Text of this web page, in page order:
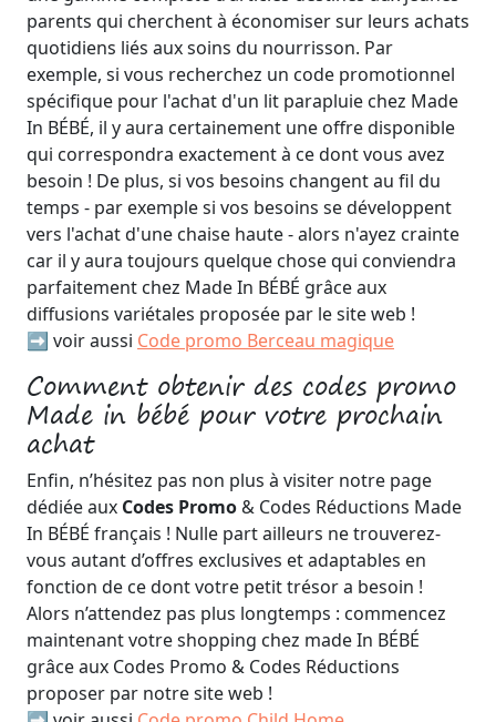
parents qui cherchent à économiser sur leurs achats
quotidiens liés aux soins du nourrisson. Par
exemple, si vous recherchez un code promotionnel
spécifique pour l'achat d'un lit parapluie chez Made
In BÉBÉ, il y aura certainement une offre disponible
qui correspondra exactement à ce dont vous avez
besoin ! De plus, si vos besoins changent au fil du
temps - par exemple si vos besoins se développent
vers l'achat d'une chaise haute - alors n'ayez crainte
car il y aura toujours quelque chose qui conviendra
parfaitement chez Made In BÉBÉ grâce aux
diffusions variétales proposée par le site web !
➡️ voir aussi Code promo Berceau magique
Comment obtenir des codes promo
Made in bébé pour votre prochain
achat
Enfin, n’hésitez pas non plus à visiter notre page
dédiée aux Codes Promo& Codes Réductions Made
In BÉBÉ français ! Nulle part ailleurs ne trouverez-
vous autant d’offres exclusives et adaptables en
fonction de ce dont votre petit trésor a besoin !
Alors n’attendez pas plus longtemps : commencez
maintenant votre shopping chez made In BÉBÉ
grâce aux Codes Promo & Codes Réductions
proposer par notre site web !